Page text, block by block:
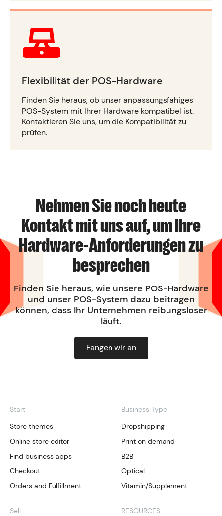
Flexibilität der POS-Hardware
Finden Sie heraus, ob unser anpassungsfähiges
POS-System mit Ihrer Hardware kompatibel ist.
Kontaktieren Sie uns, um die Kompatibilität zu
prüfen.
Nehmen Sie noch heute
Kontakt mit uns auf, um Ihre
Hardware-Anforderungen zu
besprechen
Finden Sie heraus, wie unsere POS-Hardware
und unser POS-System dazu beitragen
können, dass Ihr Unternehmen reibungsloser
läuft.
Fangen wir an
Start
Store themes
Online store editor
Find business apps
Checkout
Orders and Fulfillment
Sell
Business Type
Dropshipping
Print on demand
B2B
Optical
Vitamin/Supplement
RESOURCES